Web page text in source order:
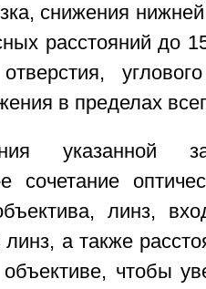
снижения
расстояний до
отверстия,
в пределах
указанной
сочетание
линз,
а также
чтобы